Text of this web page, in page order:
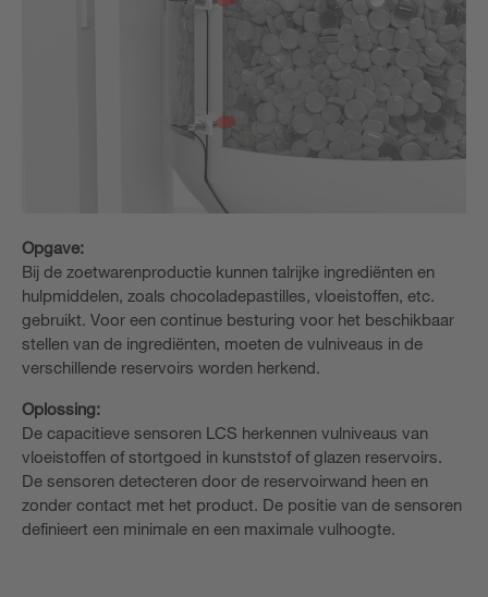
Opgave:
Bij de zoetwarenproductie kunnen talrijke ingrediënten en
hulpmiddelen, zoals chocoladepastilles, vloeistoffen, etc.
gebruikt. Voor een continue besturing voor het beschikbaar
stellen van de ingrediënten, moeten de vulniveaus in de
verschillende reservoirs worden herkend.
Oplossing:
De capacitieve sensoren LCS herkennen vulniveaus van
vloeistoffen of stortgoed in kunststof of glazen reservoirs.
De sensoren detecteren door de reservoirwand heen en
zonder contact met het product. De positie van de sensoren
definieert een minimale en een maximale vulhoogte.